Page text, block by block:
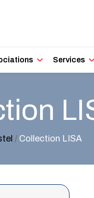
Services
/ Collection LISA